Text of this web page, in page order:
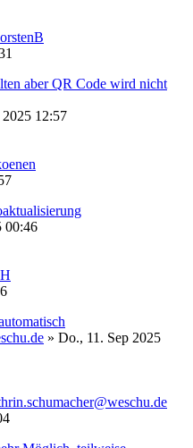
aber QR Code wird nicht
12:57
00:46
» Do., 11. Sep 2025